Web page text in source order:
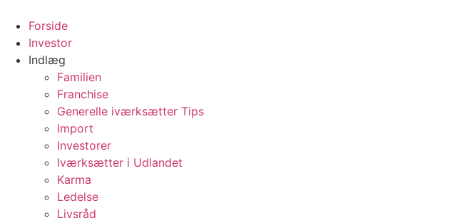
indhold
Forside
Investor
Indlæg
Familien
Franchise
Generelle iværksætter Tips
Import
Investorer
Iværksætter i Udlandet
Karma
Ledelse
Livsråd